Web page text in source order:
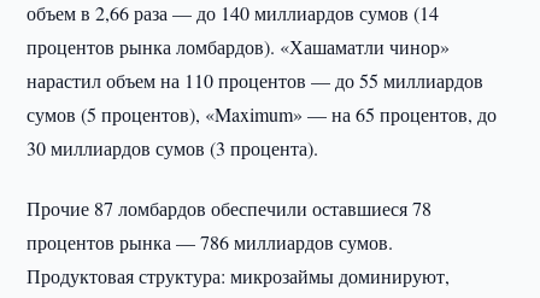
объем в 2,66 раза — до 140 миллиардов сумов (14
процентов рынка ломбардов). «Хашаматли чинор»
нарастил объем на 110 процентов — до 55 миллиардов
сумов (5 процентов), «Maximum» — на 65 процентов, до
30 миллиардов сумов (3 процента).
Прочие 87 ломбардов обеспечили оставшиеся 78
процентов рынка — 786 миллиардов сумов.
Продуктовая структура: микрозаймы доминируют,